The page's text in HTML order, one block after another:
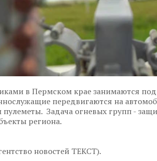
в Пермском крае занимаются
передвигаются на
пулеметы. Задача огневых групп -
региона.
новостей ТЕКСТ).